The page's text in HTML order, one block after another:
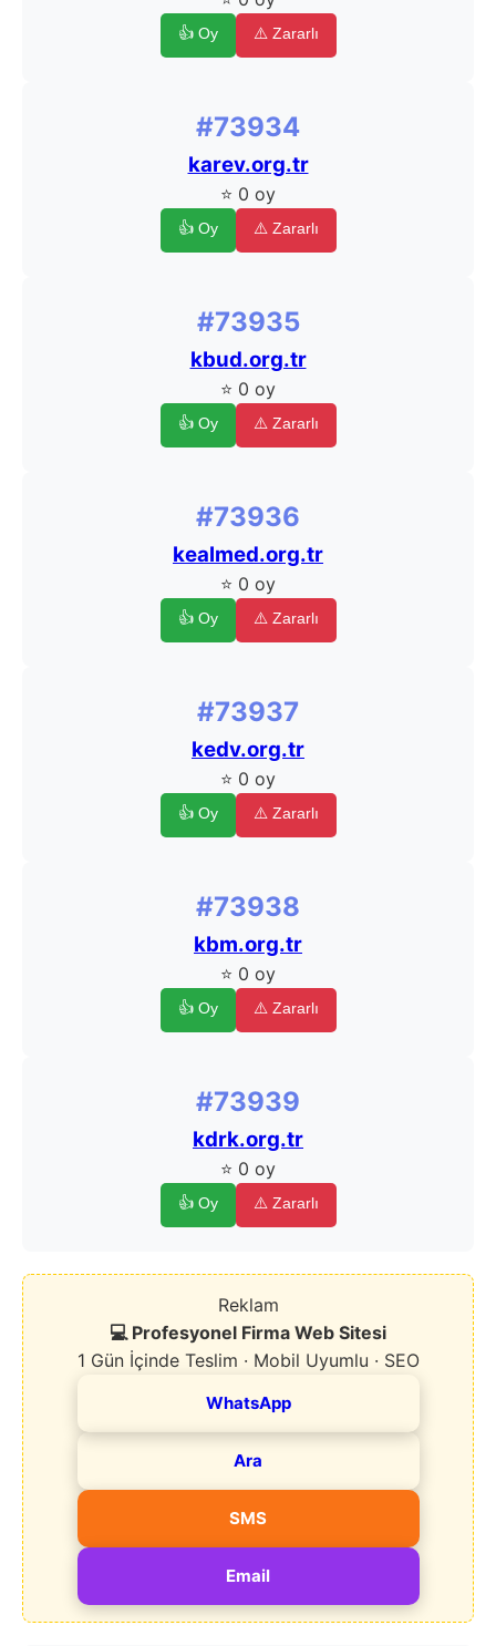
👍 Oy ⚠️ Zararlı
#73934
karev.org.tr
⭐ 0 oy
👍 Oy ⚠️ Zararlı
#73935
kbud.org.tr
⭐ 0 oy
👍 Oy ⚠️ Zararlı
#73936
kealmed.org.tr
⭐ 0 oy
👍 Oy ⚠️ Zararlı
#73937
kedv.org.tr
⭐ 0 oy
👍 Oy ⚠️ Zararlı
#73938
kbm.org.tr
⭐ 0 oy
👍 Oy ⚠️ Zararlı
#73939
kdrk.org.tr
⭐ 0 oy
👍 Oy ⚠️ Zararlı
Reklam
💻 Profesyonel Firma Web Sitesi
1 Gün İçinde Teslim · Mobil Uyumlu · SEO
WhatsApp
Ara
SMS
Email